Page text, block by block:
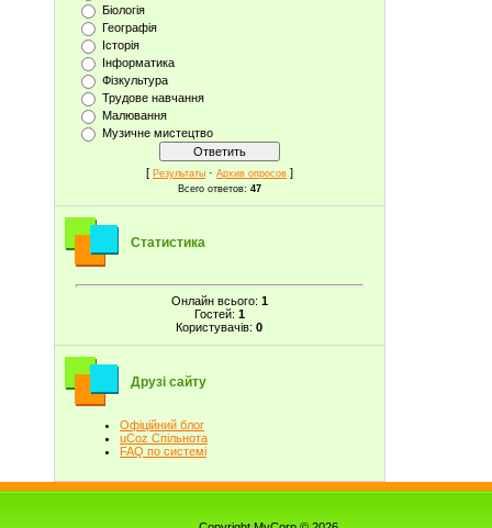
Біологія
Географія
Історія
Інформатика
Фізкультура
Трудове навчання
Малювання
Музичне мистецтво
[ Результаты · Архив опросов ]
Всего ответов: 47
Статистика
Онлайн всього: 1
Гостей: 1
Користувачів:0
Друзі сайту
Офіційний блог
uCoz Спільнота
FAQ по системі